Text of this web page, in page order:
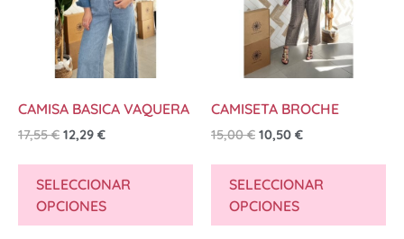
CAMISA BASICA VAQUERA
17,55€ 12,29 €
SELECCIONAR
OPCIONES
CAMISETA BROCHE
15,00€ 10,50 €
SELECCIONAR
OPCIONES